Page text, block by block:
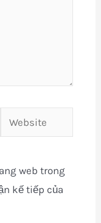
Website
web trong
kế tiếp của